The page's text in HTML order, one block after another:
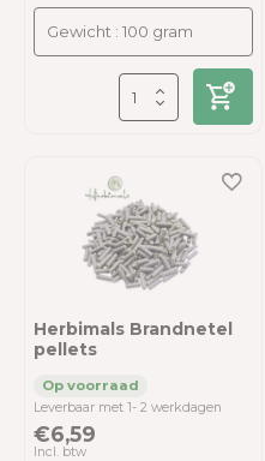
Herbimals Brandnetel
pellets
Leverbaar met 1- 2 werkdagen
€6,59
Incl. btw